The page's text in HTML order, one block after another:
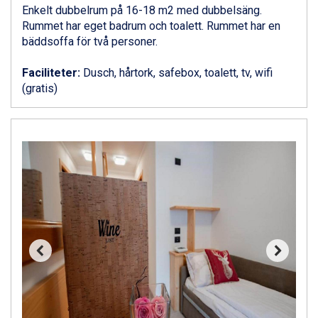
Sauze dOulx från 6.145 kr.
Alleghe från 8.545 kr.
Bad Gastein från 6.295 kr.
La Thuile från 7.045 kr.
Cervinia från 8.245 kr.
Bad Hofgastein från 8.595 kr.
Sölden från 12.995 kr.
Champoluc från 5.945 kr.
Sestriere från 6.945 kr.
Fieberbrunn från 9.645 kr.
Ischgl från 11.295 kr.
Wagrain från 7.095 kr.
Val Thorens från 8.395 kr.
St. Anton från 11.245 kr.
Zell am See från 6.295 kr.
Canazei från 7.195 kr.
Livigno från 5.595 kr.
Enkelt dubbelrum på 16-18 m2 med dubbelsäng.
Rummet har eget badrum och toalett. Rummet har en
bäddsoffa för två personer.
Faciliteter: Dusch, hårtork, safebox, toalett, tv, wifi
(gratis)